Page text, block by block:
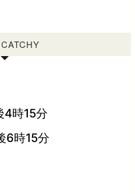
4時15分
6時15分